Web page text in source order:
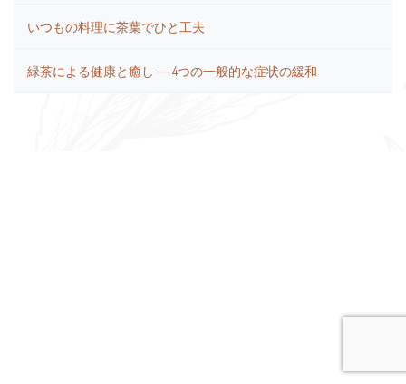
いつもの料理に茶葉でひと工夫
緑茶による健康と癒し ― 4つの一般的な症状の緩和